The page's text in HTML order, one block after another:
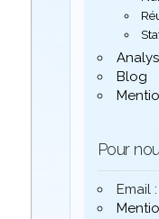
Blog
Pour
Email